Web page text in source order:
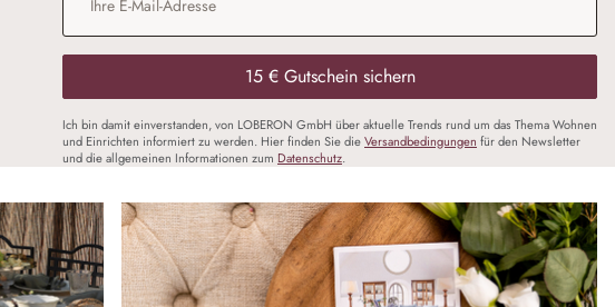
15 € Gutschein sichern
Ich bin damit einverstanden, von LOBERON GmbH über aktuelle Trends rund um das Thema Wohnen
und Einrichten informiert zu werden. Hier finden Sie dieVersandbedingungen für den Newsletter
und die allgemeinen Informationen zum Datenschutz.